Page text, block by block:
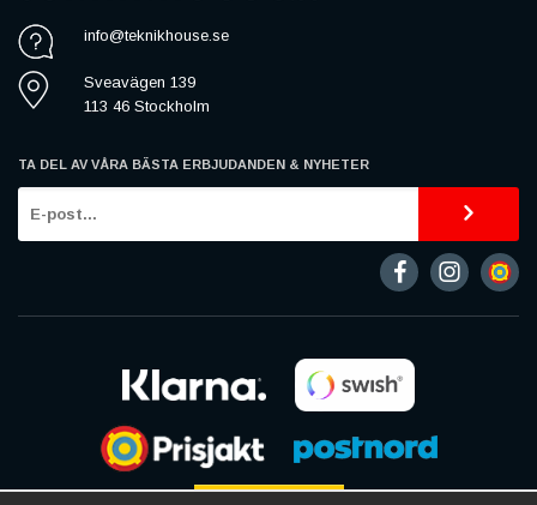
info@teknikhouse.se
Sveavägen 139
113 46 Stockholm
TA DEL AV VÅRA BÄSTA ERBJUDANDEN & NYHETER